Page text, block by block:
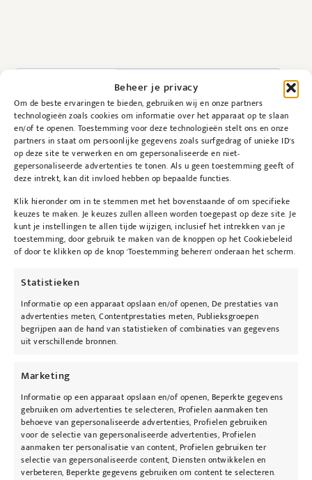
Beheer je privacy
Om de beste ervaringen te bieden, gebruiken wij en onze partners
technologieën zoals cookies om informatie over het apparaat op te slaan
en/of te openen. Toestemming voor deze technologieën stelt ons en onze
partners in staat om persoonlijke gegevens zoals surfgedrag of unieke ID's
op deze site te verwerken en om gepersonaliseerde en niet-
gepersonaliseerde advertenties te tonen. Als u geen toestemming geeft of
deze intrekt, kan dit invloed hebben op bepaalde functies.
Klik hieronder om in te stemmen met het bovenstaande of om specifieke
keuzes te maken. Je keuzes zullen alleen worden toegepast op deze site. Je
kunt je instellingen te allen tijde wijzigen, inclusief het intrekken van je
toestemming, door gebruik te maken van de knoppen op het Cookiebeleid
of door te klikken op de knop 'Toestemming beheren' onderaan het scherm.
Statistieken
Informatie op een apparaat opslaan en/of openen, De prestaties van
advertenties meten, Contentprestaties meten, Publieksgroepen
begrijpen aan de hand van statistieken of combinaties van gegevens
uit verschillende bronnen.
Marketing
Informatie op een apparaat opslaan en/of openen, Beperkte gegevens
gebruiken om advertenties te selecteren, Profielen aanmaken ten
behoeve van gepersonaliseerde advertenties, Profielen gebruiken
voor de selectie van gepersonaliseerde advertenties, Profielen
aanmaken ter personalisatie van content, Profielen gebruiken ter
selectie van gepersonaliseerde content, Diensten ontwikkelen en
verbeteren, Beperkte gegevens gebruiken om content te selecteren.
Bijkomende informatie
Beschrijving
PurePressed Eye Shadow Kit is een sterk
gepigmenteerd mineraal oogschaduwpalet dat
telkens vijf kleuren bevat die mooi bij elkaar
passen en waarmee je tal van looks kan
creëren. De oogschaduw blijft lang zitten en
geeft je een stralende blik.
Gebruik
Deze primer zorgt ervoor dat de oogschaduw
onberispelijk blijft zitten.
Breng een kleine hoeveelheid oogschaduw aan
met dejane
iredaleoogschaduwpenselen(Crease
Brush,Delux Shader Brush). Dankzij de